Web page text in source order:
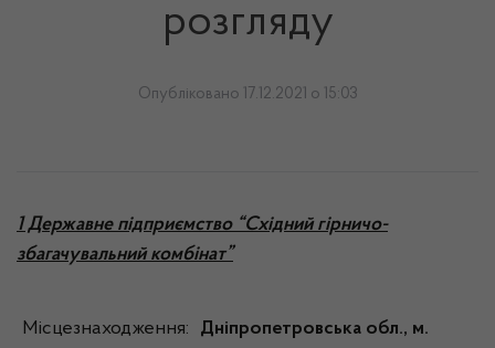
розгляду
Опубліковано 17.12.2021 о 15:03
1 Державне підприємство “Східний гірничо-
збагачувальний комбінат”
Місцезнаходження:
Дніпропетровська обл., м.